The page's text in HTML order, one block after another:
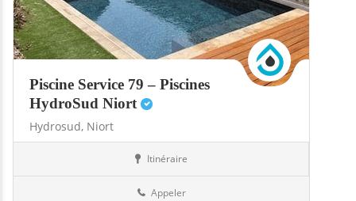
Piscine Service 79 – Piscines
HydroSud Niort
Hydrosud, Niort
Itinéraire
Appeler